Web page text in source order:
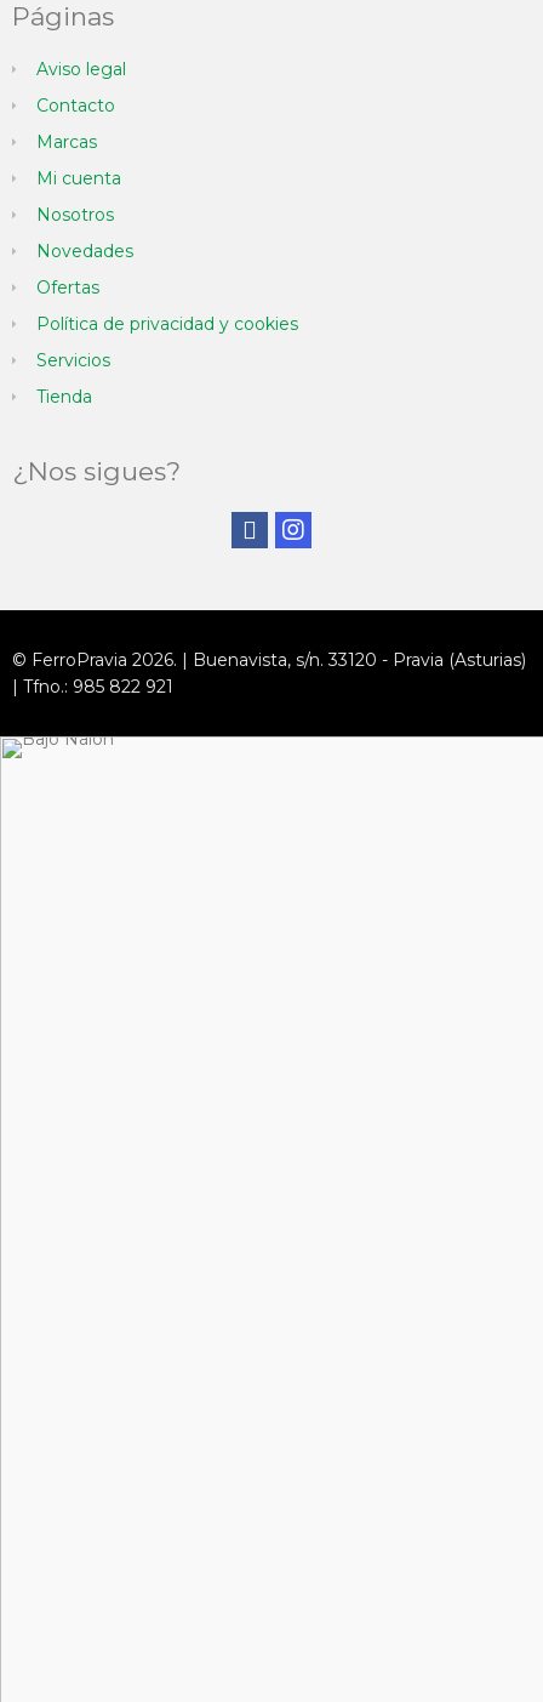
Páginas
Aviso legal
Contacto
Marcas
Mi cuenta
Nosotros
Novedades
Ofertas
Política de privacidad y cookies
Servicios
Tienda
¿Nos sigues?
© FerroPravia 2026. | Buenavista, s/n. 33120 - Pravia (Asturias)
| Tfno.: 985 822 921